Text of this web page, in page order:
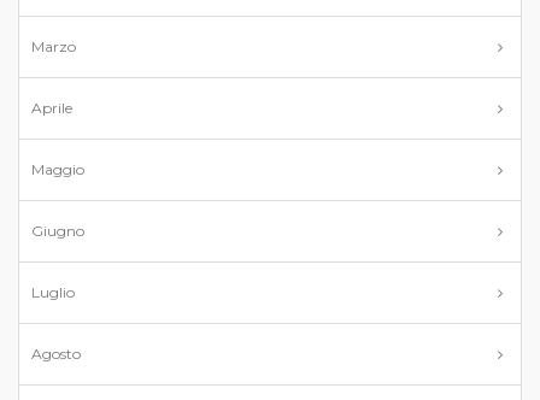
Marzo
Aprile
Maggio
Giugno
Luglio
Agosto